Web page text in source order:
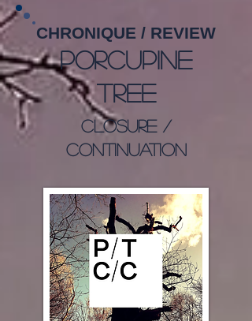
CHRONIQUE / REVIEW
Porcupine
Tree
Closure /
Continuation